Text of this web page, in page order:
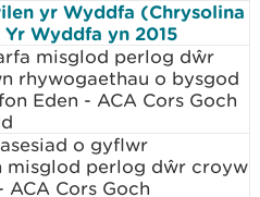
yr Wyddfa (Chrysolina
Wyddfa yn 2015
misglod perlog dŵr
rhywogaethau o bysgod
Eden - ACA Cors Goch
o gyflwr
misglod perlog dŵr croyw
ACA Cors Goch